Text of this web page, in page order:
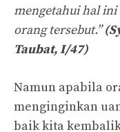
mengetahui hal ini
orang tersebut.”
Taubat, I/47)
Namun apabila
menginginkan
baik kita